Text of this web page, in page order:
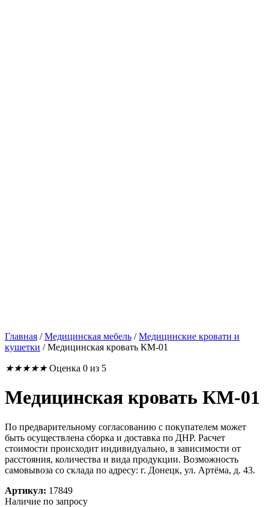
Главная /Медицинская мебель /Медицинские кровати и
кушетки /Медицинская кровать КМ-01
★★★★★ Оценка 0 из 5
Медицинская кровать КМ-01
По предварительному согласованию с покупателем может
быть осуществлена сборка и доставка по ДНР. Расчет
стоимости происходит индивидуально, в зависимости от
расстояния, количества и вида продукции. Возможность
самовывоза со склада по адресу: г. Донецк, ул. Артёма, д. 43.
Артикул: 17849
Наличие по запросу